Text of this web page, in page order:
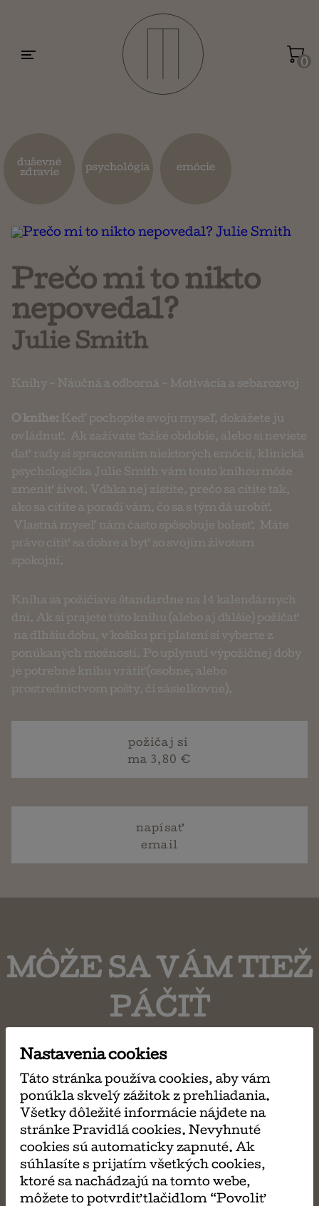
0
duševné
zdravie
psychológia emócie
Prečo mi to nikto
nepovedal?
Julie Smith
Knihy - Náučná a odborná - Motivácia a sebarozvoj
O knihe: Keď pochopíte svoju myseľ, dokážete ju
ovládnuť. Ak zažívate ťažké obdobie, alebo si neviete
dať rady si spracovaním niektorých emócií, klinická
psychologićka Julie Smith vám touto knihou môže
zmeniť život. Vďaka nej zistíte, prečo sa cítite tak,
ako sa cítite a poradí vám, čo sa s tým dá urobiť.
Vlastná myseľ nám často spôsobuje bolesť. Máte
právo cítiť sa dobre a byť so svojím životom
spokojní.
Kniha sa požičiava štandardne na 14 kalendárnych
dní. Ak si prajete túto knihu (alebo aj ďalšie) požičať
na dlhšiu dobu, v košíku pri platení si vyberte z
ponúkaných možností. Po uplynutí výpožičnej doby
je potrebné knihu vrátiť (osobne, alebo
prostredníctvom pošty, či zásielkovne).
požičaj si
ma 3,80 €
napísať
email
MÔŽE SA VÁM TIEŽ
PÁČIŤ
Nastavenia cookies
Táto stránka používa cookies, aby vám
ponúkla skvelý zážitok z prehliadania.
Všetky dôležité informácie nájdete na
stránke Pravidlá cookies. Nevyhnuté
cookies sú automaticky zapnuté. Ak
súhlasíte s prijatím všetkých cookies,
ktoré sa nachádzajú na tomto webe,
môžete to potvrdiť tlačidlom “Povoliť